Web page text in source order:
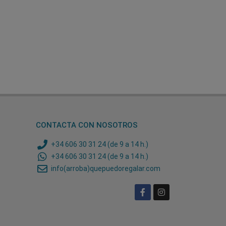
CONTACTA CON NOSOTROS
+34 606 30 31 24 (de 9 a 14 h.)
+34 606 30 31 24 (de 9 a 14 h.)
info(arroba)quepuedoregalar.com